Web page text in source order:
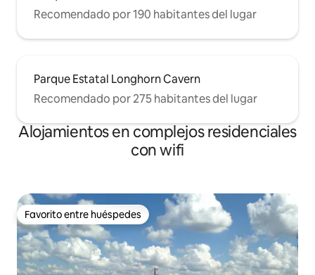
Recomendado por 190 habitantes del lugar
Parque Estatal Longhorn Cavern
Recomendado por 275 habitantes del lugar
Alojamientos en complejos residenciales
con wifi
Favorito entre huéspedes
Favorito entre huéspedes